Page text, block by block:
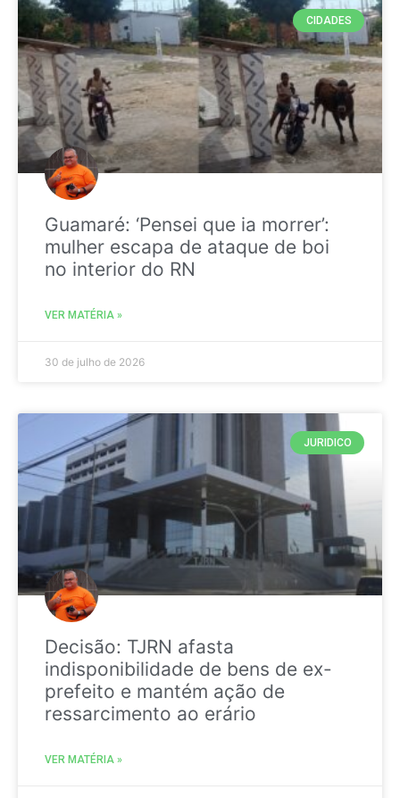
CIDADES
Guamaré: ‘Pensei que ia morrer’:
mulher escapa de ataque de boi
no interior do RN
VER MATÉRIA »
30 de julho de 2026
JURIDICO
Decisão: TJRN afasta
indisponibilidade de bens de ex-
prefeito e mantém ação de
ressarcimento ao erário
VER MATÉRIA »